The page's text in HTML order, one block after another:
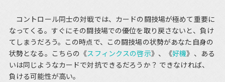
コントロール同士の対戦では、カードの闘技場が極めて重要に
なってくる。すぐにその闘技場での優位を取り戻さないと、負け
てしまうだろう。この時点で、この闘技場の状勢があなた自身の
状勢となる。こちらの《スフィンクスの啓示》、《好機》、ある
いは同じようなカードで対抗できるだろうか？ できなければ、
負ける可能性が高い。